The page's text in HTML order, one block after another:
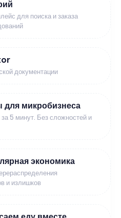
для поиска и заказа
документации
для микробизнеса
5 минут. Без сложностей и
экономика
и излишков